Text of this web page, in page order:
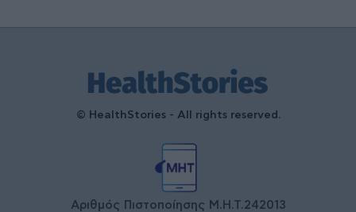
© HealthStories - All rights reserved.
Αριθμός Πιστοποίησης Μ.Η.Τ.242013